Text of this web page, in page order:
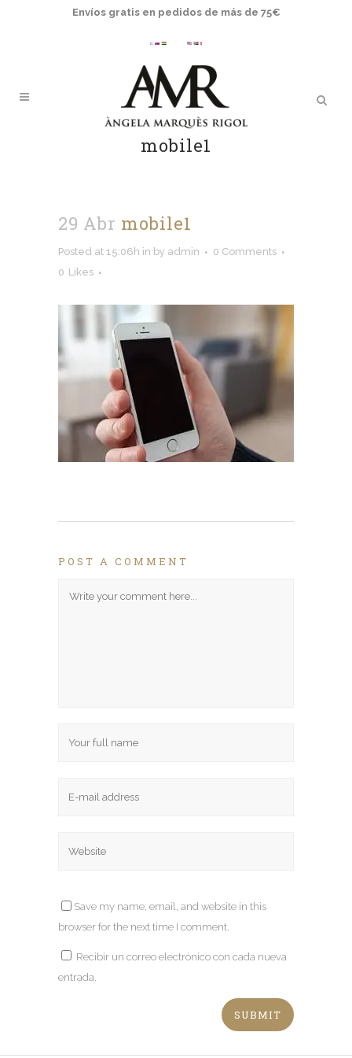
Envíos gratis en pedidos de más de 75€
mobile1
29 Abr mobile1
Posted at 15:06h in by admin
0 Comments
0 Likes
POST A COMMENT
Save my name, email, and website in this
browser for the next time I comment.
Recibir un correo electrónico con cada nueva
entrada.